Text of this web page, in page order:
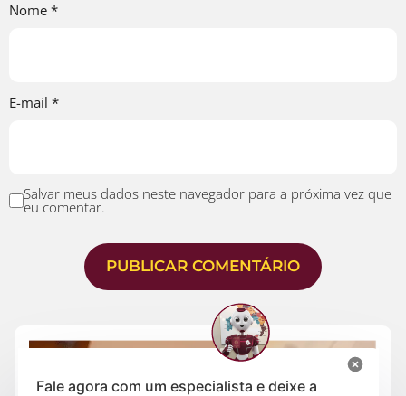
Nome *
E-mail *
Salvar meus dados neste navegador para a próxima vez que
eu comentar.
Fale agora com um especialista e deixe a